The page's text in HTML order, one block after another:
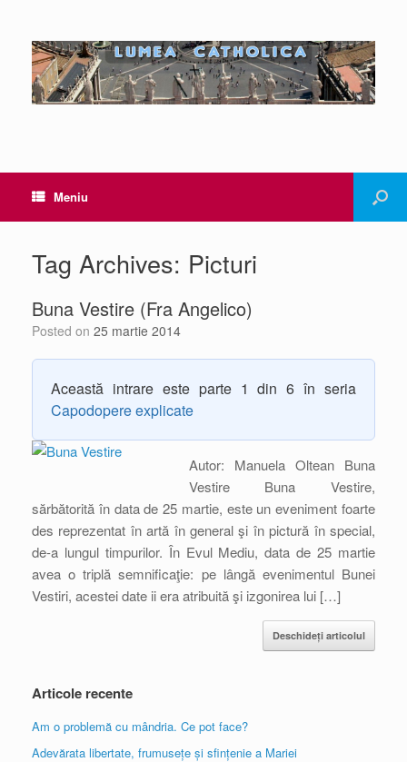
Meniu
Tag Archives: Picturi
Buna Vestire (Fra Angelico)
Posted on 25 martie 2014
Această intrare este parte 1 din 6 în seria
Capodopere explicate
Autor: Manuela Oltean Buna
Vestire Buna Vestire,
sărbătorită în data de 25 martie, este un eveniment foarte
des reprezentat în artă în general şi în pictură în special,
de-a lungul timpurilor. În Evul Mediu, data de 25 martie
avea o triplă semnificaţie: pe lângă evenimentul Bunei
Vestiri, acestei date ii era atribuită şi izgonirea lui […]
Deschideți articolul
Articole recente
Am o problemă cu mândria. Ce pot face?
Adevărata libertate, frumusețe și sfințenie a Mariei